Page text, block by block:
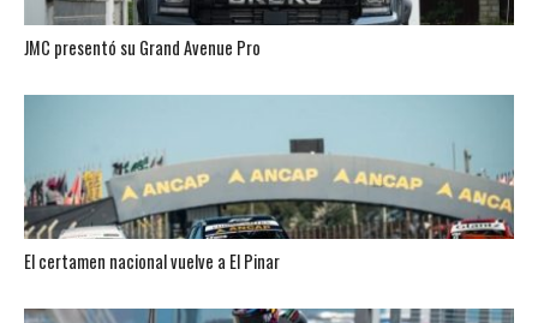
JMC presentó su Grand Avenue Pro
El certamen nacional vuelve a El Pinar